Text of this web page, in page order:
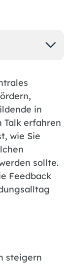
in
erfahren
wie Sie
sollte.
Feedback
steigern